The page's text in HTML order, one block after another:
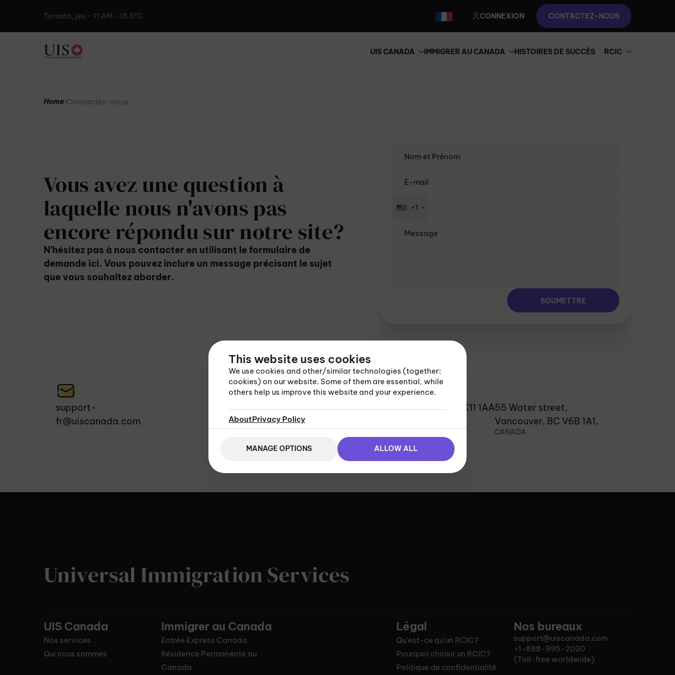
Toronto, jeu - 11 AM - 15.5°C CONNEXION CONTACTEZ-NOUS
UIS CANADA IMMIGRER AU CANADA HISTOIRES DE SUCCÈS RCIC
Home Contactez-nous
Vous avez une question à
laquelle nous n'avons pas
encore répondu sur notre site?
N’hésitez pas à nous contacter en utilisant le formulaire de
demande ici. Vous pouvez inclure un message précisant le sujet
que vous souhaitez aborder.
+1
support-
fr@uiscanada.com
+1-778-300-2474 5 Secretary’s Lane GX11 1AA55 Water street,
Vancouver, BC V6B 1A1,
CANADA
Universal Immigration Services
UIS Canada
Nos services
Qui nous sommes
Immigrer au Canada
Entrée Express Canada
Résidence Permanente au
Canada
Légal
Qu’est-ce qu’un RCIC?
Pourquoi choisir un RCIC?
Politique de confidentialité
Nos bureaux
support@uiscanada.com
+1-888-995-2030
(Toll-free worldwide)
This website uses cookies
We use cookies and other/similar technologies (together:
cookies) on our website. Some of them are essential, while
others help us improve this website and your experience.
AboutPrivacy Policy
MANAGE OPTIONS ALLOW ALL